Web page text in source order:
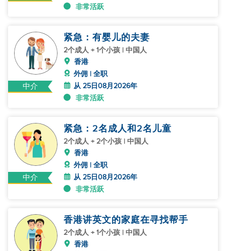
非常活跃
中介
紧急：有婴儿的夫妻
2个成人 + 1个小孩 | 中国人
香港
外佣 | 全职
从 25日08月2026年
非常活跃
中介
紧急：2名成人和2名儿童
2个成人 + 2个小孩 | 中国人
香港
外佣 | 全职
从 25日08月2026年
非常活跃
香港讲英文的家庭在寻找帮手
2个成人 + 1个小孩 | 中国人
香港